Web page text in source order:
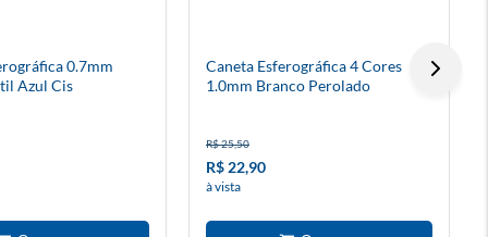
0.7mm
Azul Cis
Caneta Esferográfica 4 Cores
1.0mm Branco Perolado
R$ 25,50
R$ 22,90
à vista